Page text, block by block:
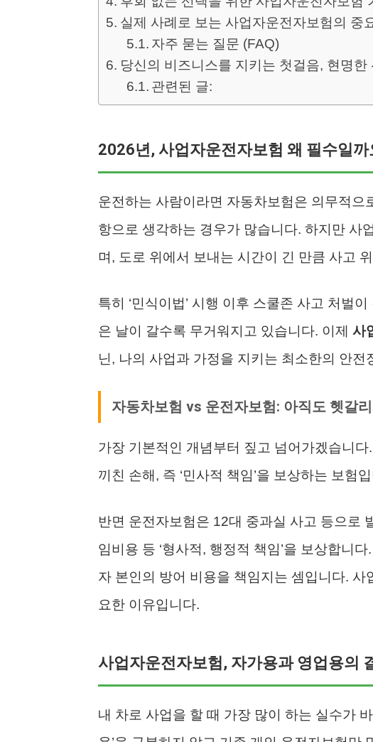
실제 사례로 보는 사업자운전자보험의 중
자주 묻는 질문 (FAQ)
당신의 비즈니스를 지키는 첫걸음, 현명한
관련된 글:
2026년, 사업자운전자보험 왜 필수일까
운전하는 사람이라면 자동차보험은 의무적
항으로 생각하는 경우가 많습니다. 하지만 사
며, 도로 위에서 보내는 시간이 긴 만큼 사고
특히 ‘민식이법’ 시행 이후 스쿨존 사고 처벌
은 날이 갈수록 무거워지고 있습니다. 이제 사
닌, 나의 사업과 가정을 지키는 최소한의 안전
자동차보험 vs 운전자보험: 아직도 헷갈
가장 기본적인 개념부터 짚고 넘어가겠습니
끼친 손해, 즉 ‘민사적 책임’을 보상하는 보험
반면 운전자보험은 12대 중과실 사고 등으로
임비용 등 ‘형사적, 행정적 책임’을 보상합니
자 본인의 방어 비용을 책임지는 셈입니다. 사
요한 이유입니다.
사업자운전자보험, 자가용과 영업용의
내 차로 사업을 할 때 가장 많이 하는 실수가 바